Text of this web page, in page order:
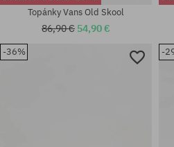
Topánky Vans Old Skool
86,90 € 54,90 €
-36% -